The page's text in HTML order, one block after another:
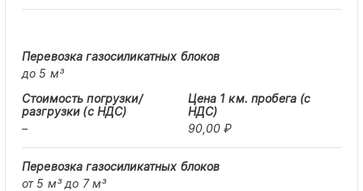
до 5 м³
– 90,00 ₽
от 5 м³ до 7 м³